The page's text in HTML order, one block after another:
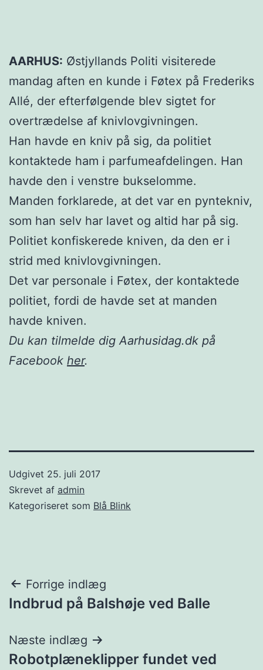
AARHUS: Østjyllands Politi visiterede
mandag aften en kunde i Føtex på Frederiks
Allé, der efterfølgende blev sigtet for
overtrædelse af knivlovgivningen.
Han havde en kniv på sig, da politiet
kontaktede ham i parfumeafdelingen. Han
havde den i venstre bukselomme.
Manden forklarede, at det var en pyntekniv,
som han selv har lavet og altid har på sig.
Politiet konfiskerede kniven, da den er i
strid med knivlovgivningen.
Det var personale i Føtex, der kontaktede
politiet, fordi de havde set at manden
havde kniven.
Du kan tilmelde dig Aarhusidag.dk på
Facebook her.
Udgivet 25. juli 2017
Skrevet af admin
Kategoriseret som Blå Blink
Indlægsnavigation
Forrige indlæg
Indbrud på Balshøje ved Balle
Næste indlæg
Robotplæneklipper fundet ved